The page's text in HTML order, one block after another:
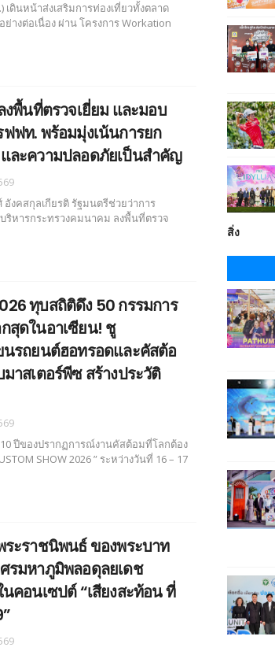
เดินหน้าส่งเสริมการท่องเที่ยวทั้งตลาด
างต่อเนื่อง ผ่าน โครงการ Workation
พื้นที่ตรวจเยี่ยม และมอบ
ฟท. พร้อมมุ่งเน้นการยก
ละความปลอดภัยเป็นสำคัญ
งคสกุลเกียรติ รัฐมนตรีช่วยว่าการ
หารกระทรวงคมนาคม ลงพื้นที่ตรวจ
ทุบสถิติดึง 50 กรรมการ
สุดในอาเซียน! ชู
รถยนต์ฮอทรอดและคัสต้อ
าสเตอร์พีซ สร้างประวัติ
ปีของปรากฏการณ์งานคัสต้อมที่โลกต้อง
SHOW 2026 ” ระหว่างวันที่ 16 – 17
ระราชนิพนธ์ ของพระบาท
รมหาภูมิพลอดุลยเดช
คอนเซปต์ “เสียงสะท้อน ที่
สิ่ง